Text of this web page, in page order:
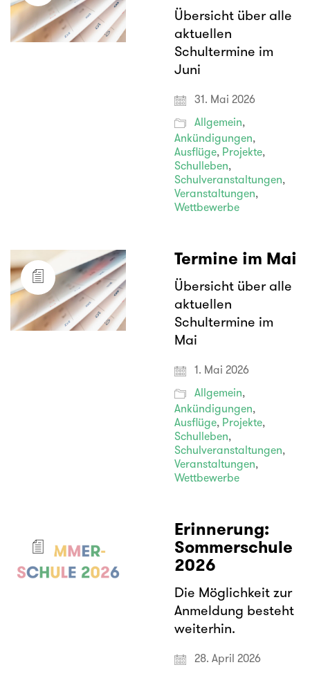
Übersicht über alle
aktuellen
Schultermine im
Juni
31. Mai 2026
Allgemein,
Ankündigungen,
Ausflüge, Projekte,
Schulleben,
Schulveranstaltungen,
Veranstaltungen,
Wettbewerbe
Termine im Mai
Übersicht über alle
aktuellen
Schultermine im
Mai
1. Mai 2026
Allgemein,
Ankündigungen,
Ausflüge, Projekte,
Schulleben,
Schulveranstaltungen,
Veranstaltungen,
Wettbewerbe
Erinnerung:
Sommerschule
2026
Die Möglichkeit zur
Anmeldung besteht
weiterhin.
28. April 2026